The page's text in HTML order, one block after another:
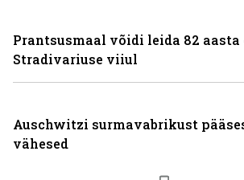
Prantsusmaal võidi leida 82
Stradivariuse viiul
Auschwitzi surmavabrikust
vähesed